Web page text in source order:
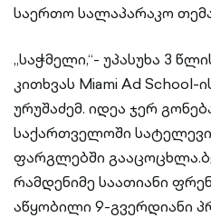
საერთო სალაპარაკო
„საჭმელი,“- უპასუხა 3
კითხვას Miami Ad
ურუშაძემ. იდეა ჯერ
საქართველოში
ფარგლებში
რამდენიმე საათიანი
აწყობილი 9-გვერდიანი